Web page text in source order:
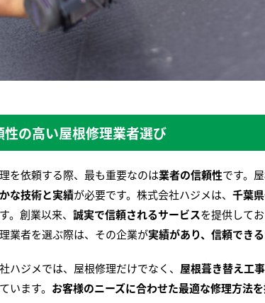
性の高い屋根修理業者選び
を依頼する際、最も重要なのは業者の信頼性です。
な技術と実績が必要です。株式会社ハジメは、 千葉
。創業以来、 誠実で信頼されるサービスを提供してお
業者を選ぶ際は、その企業が実績があり、信頼できる
ハジメでは、屋根修理だけでなく、 屋根葺き替え工
います。 お客様のニーズに合わせた最適な修理方法